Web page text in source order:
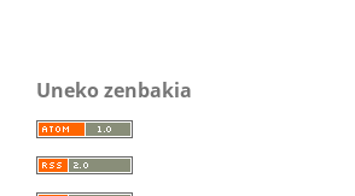
Uneko zenbakia